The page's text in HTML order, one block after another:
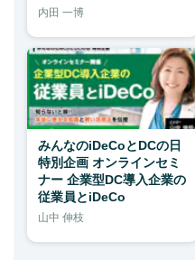
内田 一博
みんなのiDeCoとDCの日
特別企画 オンラインセミ
ナー 企業型DC導入企業の
従業員とiDeCo
山中 伸枝